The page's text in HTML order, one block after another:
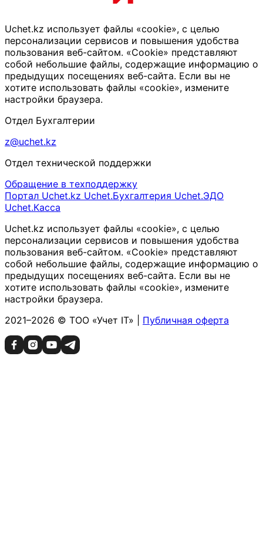
Uchet.kz использует файлы «cookie», с целью
персонализации сервисов и повышения удобства
пользования веб-сайтом. «Cookie» представляют
собой небольшие файлы, содержащие информацию о
предыдущих посещениях веб-сайта. Если вы не
хотите использовать файлы «cookie», измените
настройки браузера.
Отдел Бухгалтерии
z@uchet.kz
Отдел технической поддержки
Обращение в техподдержку
Портал Uchet.kz Uchet.Бухгалтерия Uchet.ЭДО
Uchet.Касса
Uchet.kz использует файлы «cookie», с целью
персонализации сервисов и повышения удобства
пользования веб-сайтом. «Cookie» представляют
собой небольшие файлы, содержащие информацию о
предыдущих посещениях веб-сайта. Если вы не
хотите использовать файлы «cookie», измените
настройки браузера.
2021–2026 © ТОО «Учет IT» | Публичная оферта